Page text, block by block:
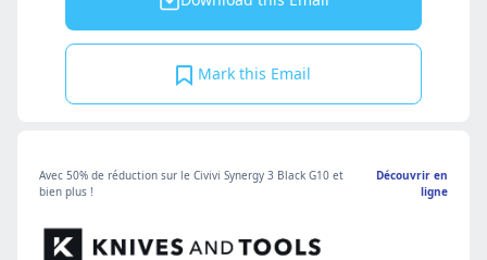
Mark this Email